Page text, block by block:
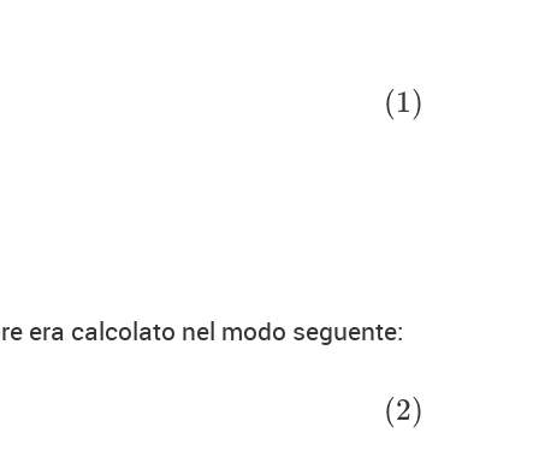
(1)
era calcolato nel modo seguente:
(2)